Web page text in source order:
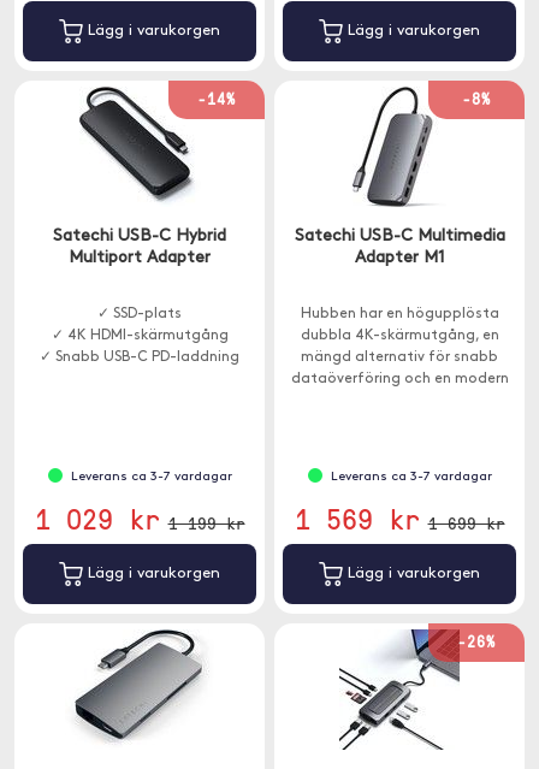
Lägg i varukorgen Lägg i varukorgen
-14%
Satechi USB-C Hybrid
Multiport Adapter
✓ SSD-plats
✓ 4K HDMI-skärmutgång
✓ Snabb USB-C PD-laddning
Leverans ca 3-7 vardagar
1 029 kr 1 199 kr
Lägg i varukorgen
-8%
Satechi USB-C Multimedia
Adapter M1
Hubben har en högupplösta
dubbla 4K-skärmutgång, en
mängd alternativ för snabb
dataöverföring och en modern
Leverans ca 3-7 vardagar
1 569 kr 1 699 kr
Lägg i varukorgen
-26%